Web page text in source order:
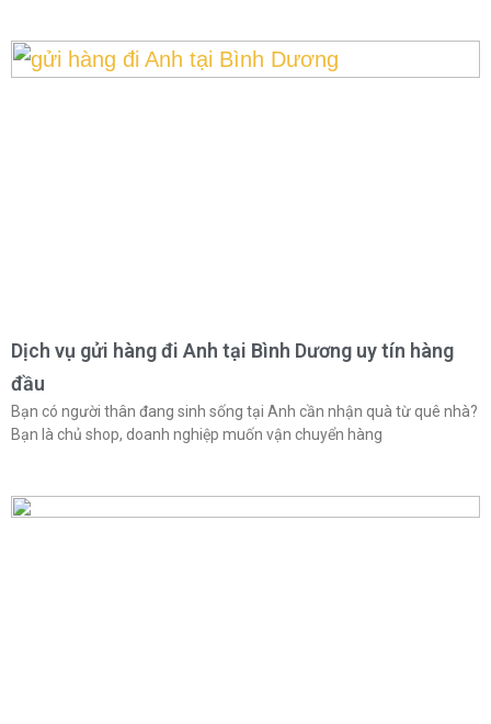
Dịch vụ gửi hàng đi Anh tại Bình Dương uy tín hàng
đầu
Bạn có người thân đang sinh sống tại Anh cần nhận quà từ quê nhà?
Bạn là chủ shop, doanh nghiệp muốn vận chuyển hàng